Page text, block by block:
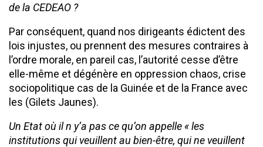
de la CEDEAO ?
Par conséquent, quand nos dirigeants édictent des
lois injustes, ou prennent des mesures contraires à
l’ordre morale, en pareil cas, l’autorité cesse d’être
elle-même et dégénère en oppression chaos, crise
sociopolitique cas de la Guinée et de la France avec
les (Gilets Jaunes).
Un Etat où il n y’a pas ce qu’on appelle « les
institutions qui veuillent au bien-être, qui ne veuillent